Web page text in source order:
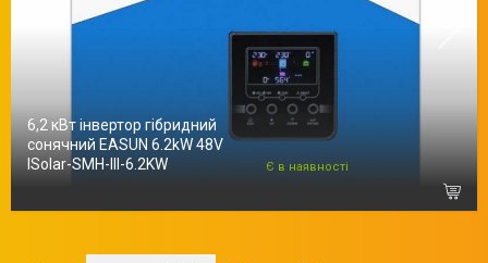
6,2 кВт інвертор гібридний
сонячний EASUN 6.2kW 48V
ISolar-SMH-III-6.2KW
Є в наявності